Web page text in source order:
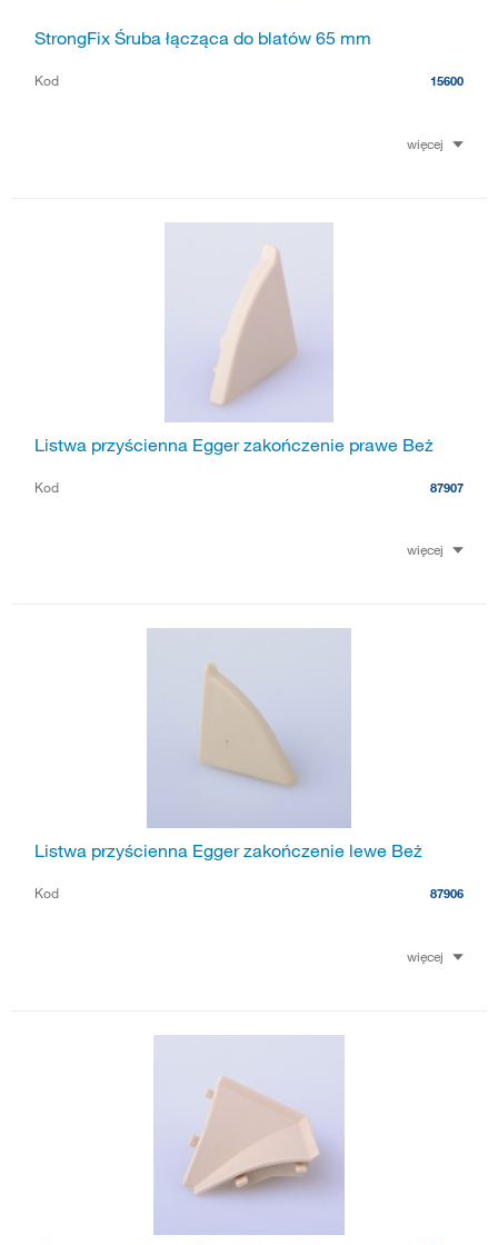
StrongFix Śruba łącząca do blatów 65 mm
Kod 15600
więcej
Listwa przyścienna Egger zakończenie prawe Beż
Kod 87907
więcej
Listwa przyścienna Egger zakończenie lewe Beż
Kod 87906
więcej